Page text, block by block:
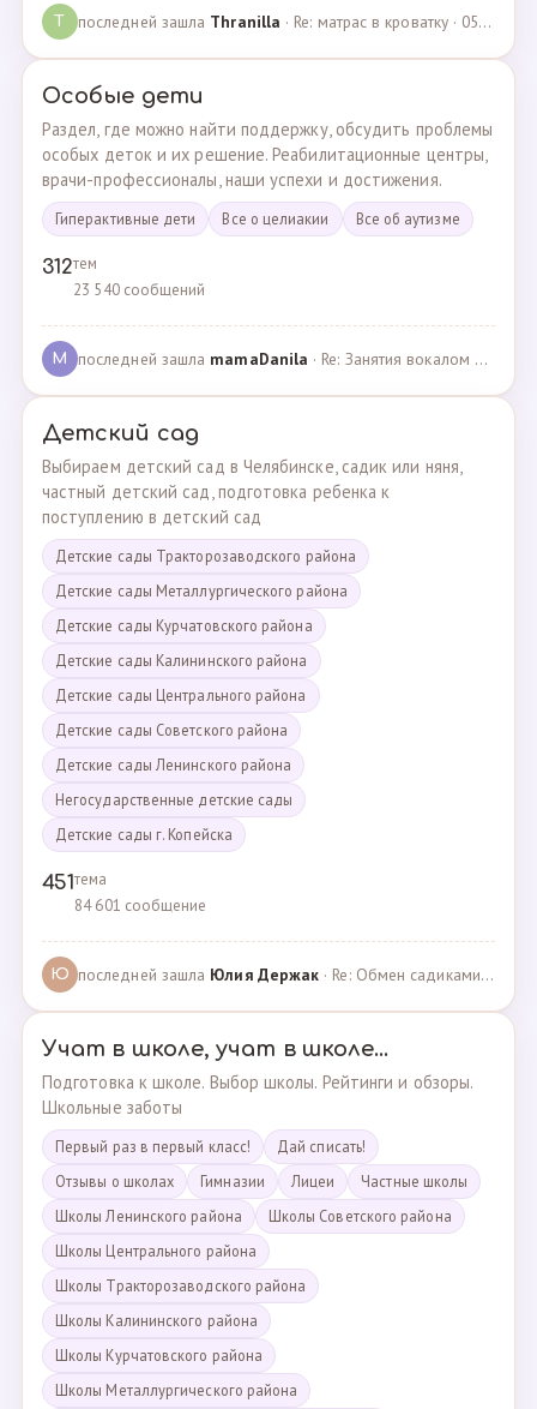
T последней зашла Thranilla · Re: матрас в кроватку · 05.05.2024
Особые дети
Раздел, где можно найти поддержку, обсудить проблемы
особых деток и их решение. Реабилитационные центры,
врачи-профессионалы, наши успехи и достижения.
Гиперактивные дети Все о целиакии Все об аутизме
312тем
23 540 сообщений
M последней зашла mamaDanila · Re: Занятия вокалом и танцами для подростков с мент… · 12.03.2025
Детский сад
Выбираем детский сад в Челябинске, садик или няня,
частный детский сад, подготовка ребенка к
поступлению в детский сад
Детские сады Тракторозаводского района
Детские сады Металлургического района
Детские сады Курчатовского района
Детские сады Калининского района
Детские сады Центрального района
Детские сады Советского района
Детские сады Ленинского района
Негосударственные детские сады
Детские сады г. Копейска
451тема
84 601 сообщение
Ю последней зашла Юлия Держак · Re: Обмен садиками, продажа путевок · 25.01.2023
Учат в школе, учат в школе...
Подготовка к школе. Выбор школы. Рейтинги и обзоры.
Школьные заботы
Первый раз в первый класс!
Дай списать!
Отзывы о школах
Гимназии Лицеи
Частные школы
Школы Ленинского района
Школы Советского района
Школы Центрального района
Школы Тракторозаводского района
Школы Калининского района
Школы Курчатовского района
Школы Металлургического района